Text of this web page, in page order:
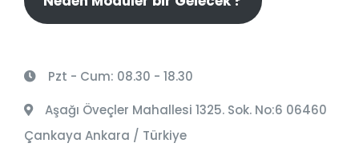
Pzt - Cum: 08.30 - 18.30
Aşağı Öveçler Mahallesi 1325. Sok. No:6 06460
Çankaya Ankara / Türkiye